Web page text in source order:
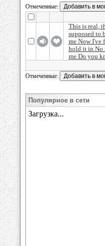
Отмеченные:
This is real,
supposed to
me Now I've
hold it in No
me Do you
Отмеченные:
Популярное в сети